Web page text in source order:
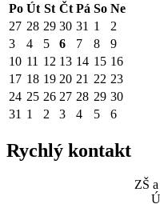
Po Út St Čt Pá So Ne
27 28 29 30 31 1
2
3
4 5 6 7 8
9
10 11 12 13 14 15 16
17 18 19 20 21 22 23
24 25 26 27 28 29 30
31 1 2 3 4 5 6
Rychlý kontakt
ZŠ